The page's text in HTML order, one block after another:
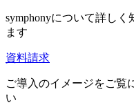
symphonyについて詳し
ます
資料請求
ご導入のイメージをご覧
い